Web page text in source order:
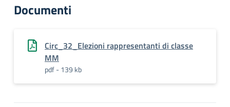
Documenti
Circ_32_Elezioni rappresentanti di classe
MM
pdf - 139 kb